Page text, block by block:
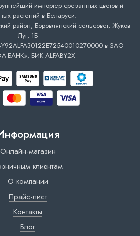
импортёр срезанных цветов и
растений в Беларуси.
район, Боровлянский сельсовет, Жуков
Луг, 1Б
в ЗАО
БАНК», БИК ALFABY2X
Онлайн-магазин
клиентам
О компании
Прайс-лист
Контакты
Блог